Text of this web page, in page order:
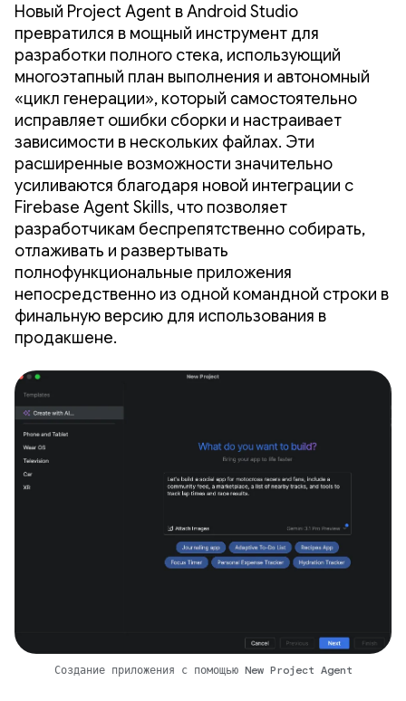
Новый Project Agent в Android Studio
превратился в мощный инструмент для
разработки полного стека, использующий
многоэтапный план выполнения и автономный
«цикл генерации», который самостоятельно
исправляет ошибки сборки и настраивает
зависимости в нескольких файлах. Эти
расширенные возможности значительно
усиливаются благодаря новой интеграции с
Firebase Agent Skills, что позволяет
разработчикам беспрепятственно собирать,
отлаживать и развертывать
полнофункциональные приложения
непосредственно из одной командной строки в
финальную версию для использования в
продакшене.
Создание приложения с помощью New Project Agent